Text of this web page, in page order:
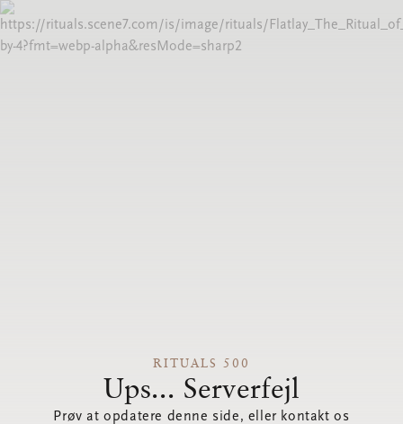
RITUALS 500
Ups... Serverfejl
Prøv at opdatere denne side, eller kontakt os